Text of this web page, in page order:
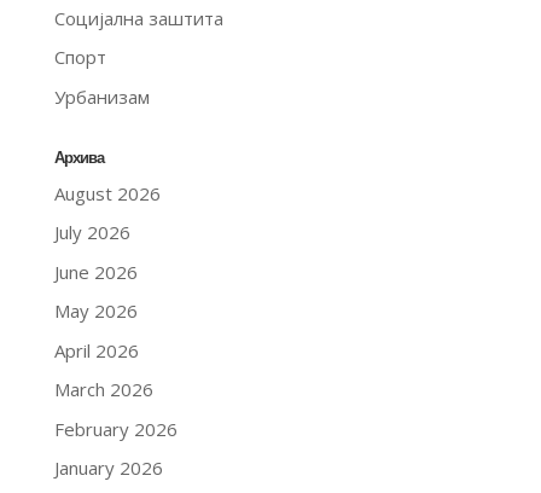
Социјална заштита
Спорт
Урбанизам
Архива
August 2026
July 2026
June 2026
May 2026
April 2026
March 2026
February 2026
January 2026